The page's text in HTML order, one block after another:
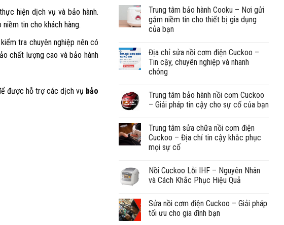
hiện dịch vụ và bảo hành.
tin cho khách hàng.
tra chuyên nghiệp nên có
chất lượng cao và bảo hành
được hỗ trợ các dịch vụ bảo
Trung tâm bảo hành Cooku – Nơi gửi
gắm niềm tin cho thiết bị gia dụng
của bạn
Địa chỉ sửa nồi cơm điện Cuckoo –
Tin cậy, chuyên nghiệp và nhanh
chóng
Trung tâm bảo hành nồi cơm Cuckoo
– Giải pháp tin cậy cho sự cố của bạn
Trung tâm sửa chữa nồi cơm điện
Cuckoo – Địa chỉ tin cậy khắc phục
mọi sự cố
Nồi Cuckoo Lỗi IHF – Nguyên Nhân
và Cách Khắc Phục Hiệu Quả
Sửa nồi cơm điện Cuckoo – Giải pháp
tối ưu cho gia đình bạn